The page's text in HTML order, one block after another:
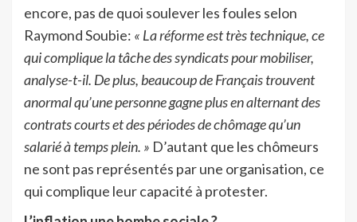
encore, pas de quoi soulever les foules selon
Raymond Soubie: « La réforme est très technique, ce
qui complique la tâche des syndicats pour mobiliser,
analyse-t-il. De plus, beaucoup de Français trouvent
anormal qu’une personne gagne plus en alternant des
contrats courts et des périodes de chômage qu’un
salarié à temps plein. » D’autant que les chômeurs
ne sont pas représentés par une organisation, ce
qui complique leur capacité à protester.